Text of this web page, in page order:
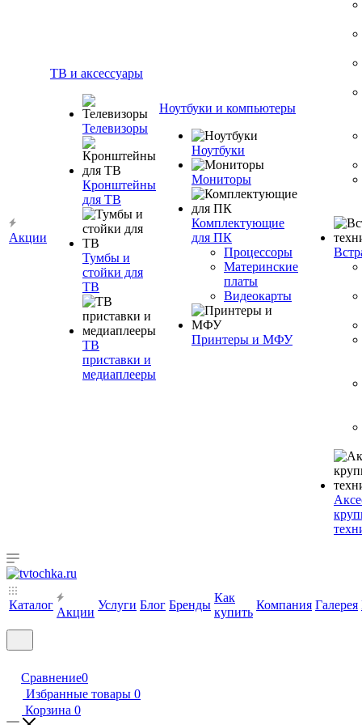
Акции
ТВ и аксессуары
Телевизоры
Кронштейны
для ТВ
Тумбы и
стойки для
ТВ
ТВ
приставки и
медиаплееры
Ноутбуки и компьютеры
Ноутбуки
Мониторы
Комплектующие
для ПК
Процессоры
Материнские
платы
Видеокарты
Принтеры и МФУ
Каталог
Акции
Услуги Блог Бренды
Как
купить
Компания Галерея
Сравнение0
Избранные товары 0
Корзина 0